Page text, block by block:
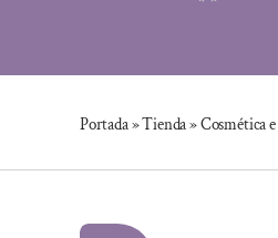
Portada»Tienda»Cosmética